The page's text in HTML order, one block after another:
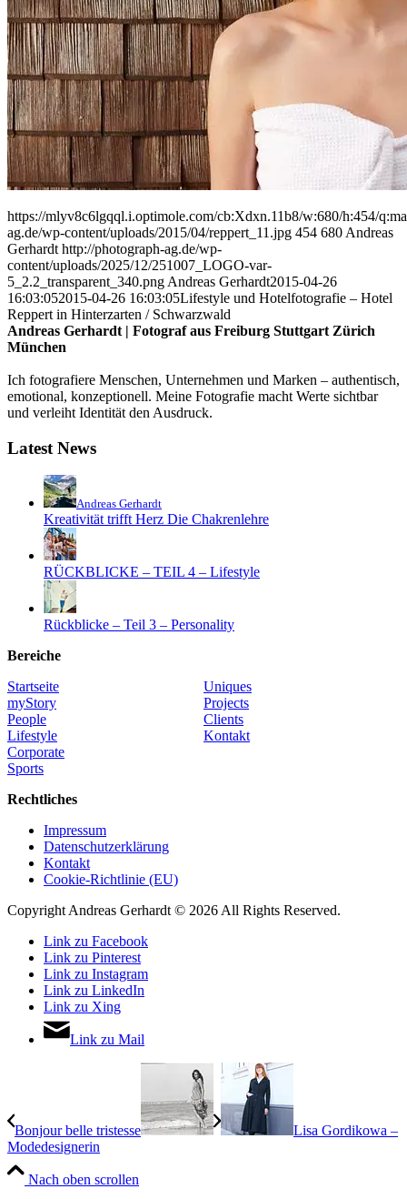
https://mlyv8c6lgqql.i.optimole.com/cb:Xdxn.11b8/w:680/h:454/
ag.de/wp-content/uploads/2015/04/reppert_11.jpg 454 680 Andreas
Gerhardt http://photograph-ag.de/wp-
content/uploads/2025/12/251007_LOGO-var-
5_2.2_transparent_340.png Andreas Gerhardt2015-04-26
16:03:052015-04-26 16:03:05Lifestyle und Hotelfotografie – Hotel
Reppert in Hinterzarten / Schwarzwald
Andreas Gerhardt | Fotograf aus Freiburg Stuttgart Zürich
München
Ich fotografiere Menschen, Unternehmen und Marken – authentisch,
emotional, konzeptionell. Meine Fotografie macht Werte sichtbar
und verleiht Identität den Ausdruck.
Latest News
Andreas Gerhardt
Kreativität trifft Herz Die Chakrenlehre
RÜCKBLICKE – TEIL 4 – Lifestyle
Rückblicke – Teil 3 – Personality
Bereiche
Startseite
myStory
People
Lifestyle
Corporate
Sports
Uniques
Projects
Clients
Kontakt
Rechtliches
Impressum
Datenschutzerklärung
Kontakt
Cookie-Richtlinie (EU)
Copyright Andreas Gerhardt © 2026 All Rights Reserved.
Link zu Facebook
Link zu Pinterest
Link zu Instagram
Link zu LinkedIn
Link zu Xing
Link zu Mail
Bonjour belle tristesse
Lisa Gordikowa –
Modedesignerin
Nach oben scrollen